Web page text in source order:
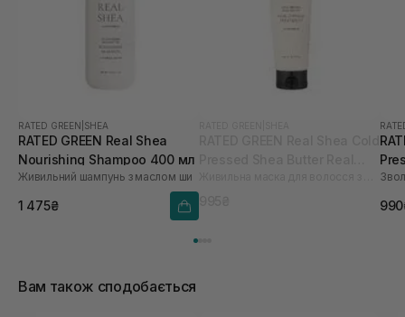
RATED GREEN SHEA
RATED GREEN Real Shea
Nourishing Shampoo 400 мл
Живильний шампунь з маслом ши
1 475₴
Вам також сподобається